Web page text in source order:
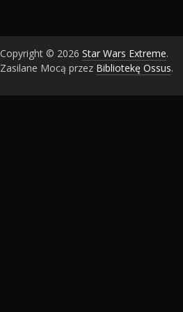
Copyright © 2026 Star Wars Extreme.
Zasilane Mocą przez Bibliotekę Ossus.